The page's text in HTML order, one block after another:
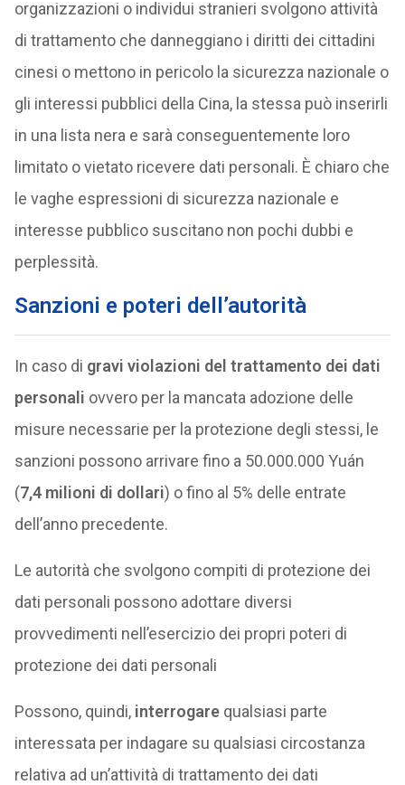
organizzazioni o individui stranieri svolgono attività
di trattamento che danneggiano i diritti dei cittadini
cinesi o mettono in pericolo la sicurezza nazionale o
gli interessi pubblici della Cina, la stessa può inserirli
in una lista nera e sarà conseguentemente loro
limitato o vietato ricevere dati personali. È chiaro che
le vaghe espressioni di sicurezza nazionale e
interesse pubblico suscitano non pochi dubbi e
perplessità.
Sanzioni e poteri dell’autorità
In caso di gravi violazioni del trattamento dei dati
personali ovvero per la mancata adozione delle
misure necessarie per la protezione degli stessi, le
sanzioni possono arrivare fino a 50.000.000 Yuán
(7,4 milioni di dollari) o fino al 5% delle entrate
dell’anno precedente.
Le autorità che svolgono compiti di protezione dei
dati personali possono adottare diversi
provvedimenti nell’esercizio dei propri poteri di
protezione dei dati personali
Possono, quindi, interrogarequalsiasi parte
interessata per indagare su qualsiasi circostanza
relativa ad un’attività di trattamento dei dati